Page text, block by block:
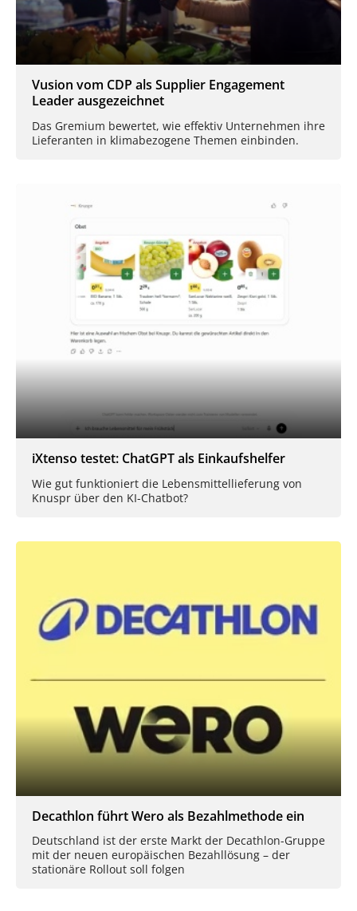
Vusion vom CDP als Supplier Engagement
Leader ausgezeichnet
Das Gremium bewertet, wie effektiv Unternehmen ihre
Lieferanten in klimabezogene Themen einbinden.
iXtenso testet: ChatGPT als Einkaufshelfer
Wie gut funktioniert die Lebensmittellieferung von
Knuspr über den KI-Chatbot?
Decathlon führt Wero als Bezahlmethode ein
Deutschland ist der erste Markt der Decathlon-Gruppe
mit der neuen europäischen Bezahllösung – der
stationäre Rollout soll folgen